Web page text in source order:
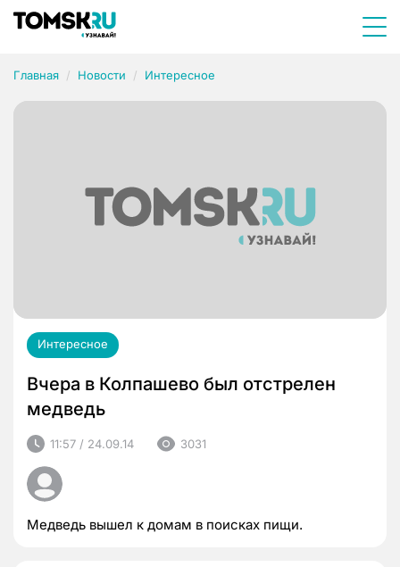
Главная Новости Интересное
Интересное
Вчера в Колпашево был отстрелен
медведь
11:57 / 24.09.14 3031
Медведь вышел к домам в поисках пищи.